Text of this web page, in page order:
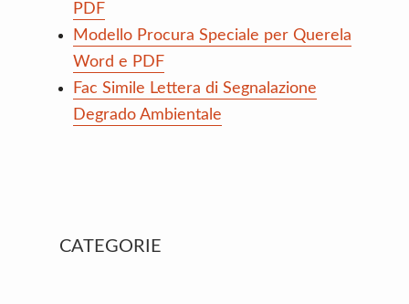
PDF
Modello Procura Speciale per Querela
Word e PDF
Fac Simile Lettera di Segnalazione
Degrado Ambientale
Primary
CATEGORIE